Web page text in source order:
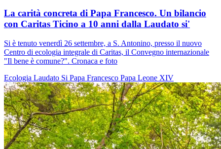
La carità concreta di Papa Francesco. Un bilancio
con Caritas Ticino a 10 anni dalla Laudato si'
Si è tenuto venerdì 26 settembre, a S. Antonino, presso il nuovo
Centro di ecologia integrale di Caritas, il Convegno internazionale
"Il bene è comune?". Cronaca e foto
Ecologia Laudato Si Papa Francesco Papa Leone XIV